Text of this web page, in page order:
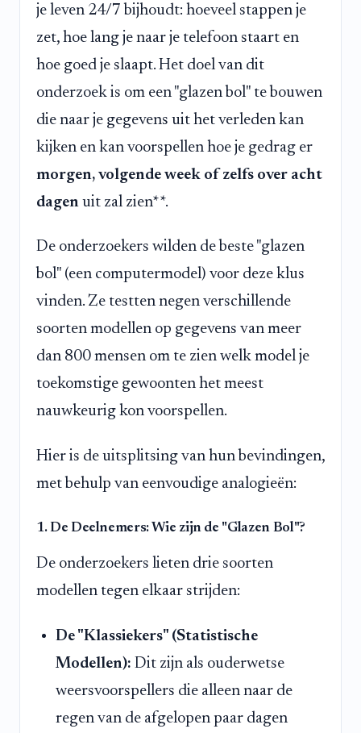
je leven 24/7 bijhoudt: hoeveel stappen je
zet, hoe lang je naar je telefoon staart en
hoe goed je slaapt. Het doel van dit
onderzoek is om een "glazen bol" te bouwen
die naar je gegevens uit het verleden kan
kijken en kan voorspellen hoe je gedrag er
morgen, volgende week of zelfs over acht
dagen uit zal zien**.
De onderzoekers wilden de beste "glazen
bol" (een computermodel) voor deze klus
vinden. Ze testten negen verschillende
soorten modellen op gegevens van meer
dan 800 mensen om te zien welk model je
toekomstige gewoonten het meest
nauwkeurig kon voorspellen.
Hier is de uitsplitsing van hun bevindingen,
met behulp van eenvoudige analogieën:
1. De Deelnemers: Wie zijn de "Glazen Bol"?
De onderzoekers lieten drie soorten
modellen tegen elkaar strijden:
De "Klassiekers" (Statistische
Modellen): Dit zijn als ouderwetse
weersvoorspellers die alleen naar de
regen van de afgelopen paar dagen